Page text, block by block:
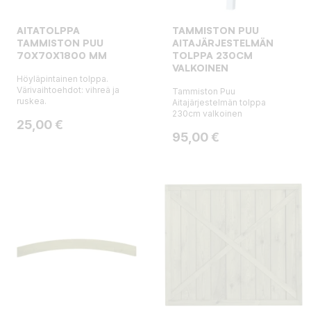
AITATOLPPA
TAMMISTON PUU
70X70X1800 MM
Höyläpintainen tolppa.
Värivaihtoehdot: vihreä ja
ruskea.
Hinta
25,00 €
TAMMISTON PUU
AITAJÄRJESTELMÄN
TOLPPA 230CM
VALKOINEN
Tammiston Puu
Aitajärjestelmän tolppa
230cm valkoinen
Hinta
95,00 €